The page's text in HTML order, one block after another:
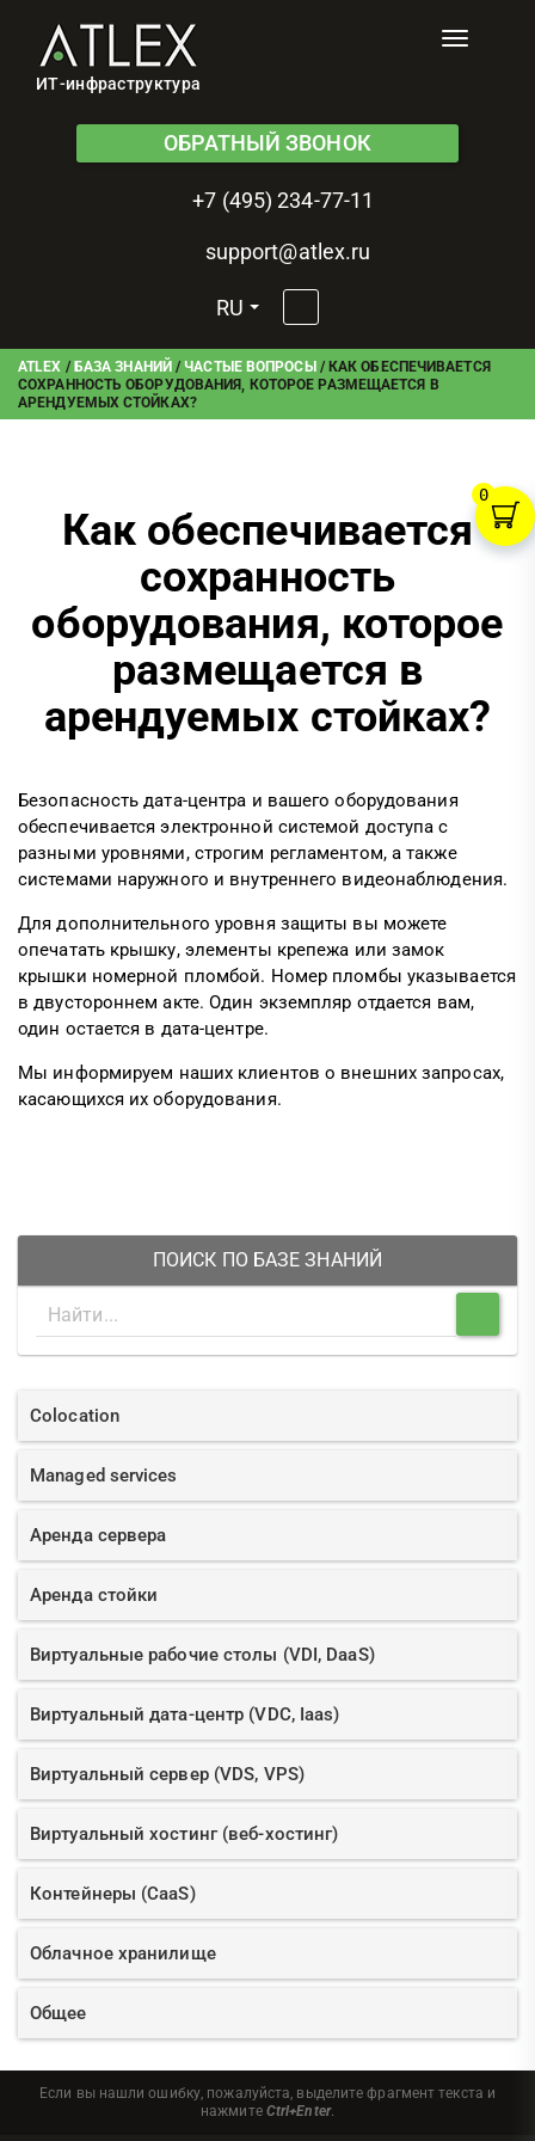
ИТ-инфраструктура
Toggle
ОБРАТНЫЙ ЗВОНОК
+7 (495) 234-77-11
support@atlex.ru
RU
ATLEX / БАЗА ЗНАНИЙ /ЧАСТЫЕ ВОПРОСЫ / КАК ОБЕСПЕЧИВАЕТСЯ
СОХРАННОСТЬ ОБОРУДОВАНИЯ, КОТОРОЕ РАЗМЕЩАЕТСЯ В
АРЕНДУЕМЫХ СТОЙКАХ?
Как обеспечивается
сохранность
оборудования, которое
размещается в
арендуемых стойках?
Безопасность дата-центра и вашего оборудования
обеспечивается электронной системой доступа с
разными уровнями, строгим регламентом, а также
системами наружного и внутреннего видеонаблюдения.
Для дополнительного уровня защиты вы можете
опечатать крышку, элементы крепежа или замок
крышки номерной пломбой. Номер пломбы указывается
в двустороннем акте. Один экземпляр отдается вам,
один остается в дата-центре.
Мы информируем наших клиентов о внешних запросах,
касающихся их оборудования.
ПОИСК ПО БАЗЕ ЗНАНИЙ
Colocation
Managed services
Аренда сервера
Аренда стойки
Виртуальные рабочие столы (VDI, DaaS)
Виртуальный дата-центр (VDC, Iaas)
Виртуальный сервер (VDS, VPS)
Виртуальный хостинг (веб-хостинг)
Контейнеры (CaaS)
Облачное хранилище
Общее
0
Если вы нашли ошибку, пожалуйста, выделите фрагмент текста и
нажмите Ctrl+Enter.